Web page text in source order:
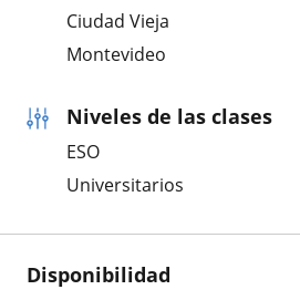
Ciudad Vieja
Montevideo
Niveles de las clases
ESO
Universitarios
Disponibilidad